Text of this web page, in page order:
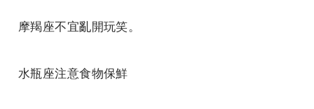
摩羯座不宜亂開玩笑。
水瓶座注意食物保鮮